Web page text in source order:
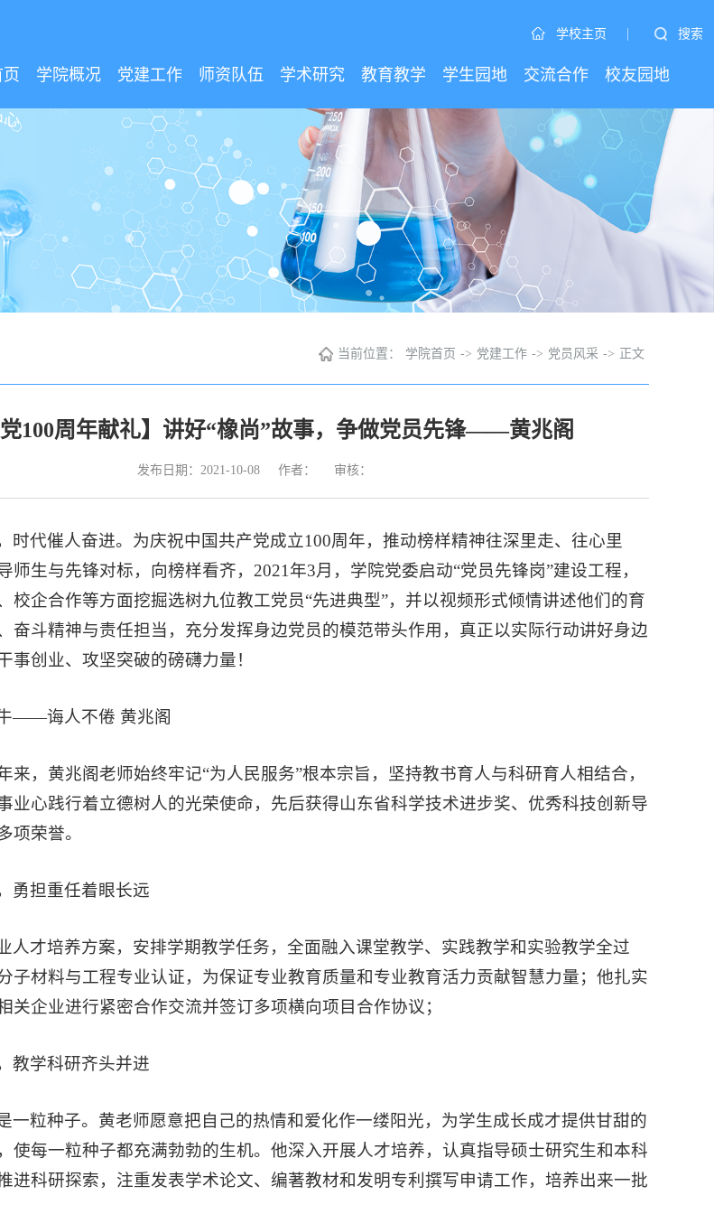
学校主页 | 搜索
学院概况 党建工作 师资队伍 学术研究 教育教学 学生园地 交流合作 校友园地
心
当前位置： 学院首页 -> 党建工作 -> 党员风采 -> 正文
党100周年献礼】讲好“橡尚”故事，争做党员先锋——黄兆阁
发布日期：2021-10-08 作者： 审核：
时代催人奋进。为庆祝中国共产党成立100周年，推动榜样精神往深里走、往心里
师生与先锋对标，向榜样看齐，2021年3月，学院党委启动“党员先锋岗”建设工程，
校企合作等方面挖掘选树九位教工党员“先进典型”，并以视频形式倾情讲述他们的育
奋斗精神与责任担当，充分发挥身边党员的模范带头作用，真正以实际行动讲好身边
事创业、攻坚突破的磅礴力量！
牛——诲人不倦 黄兆阁
来，黄兆阁老师始终牢记“为人民服务”根本宗旨，坚持教书育人与科研育人相结合，
业心践行着立德树人的光荣使命，先后获得山东省科学技术进步奖、优秀科技创新导
项荣誉。
勇担重任着眼长远
人才培养方案，安排学期教学任务，全面融入课堂教学、实践教学和实验教学全过
子材料与工程专业认证，为保证专业教育质量和专业教育活力贡献智慧力量；他扎实
关企业进行紧密合作交流并签订多项横向项目合作协议；
教学科研齐头并进
一粒种子。黄老师愿意把自己的热情和爱化作一缕阳光，为学生成长成才提供甘甜的
使每一粒种子都充满勃勃的生机。他深入开展人才培养，认真指导硕士研究生和本科
进科研探索，注重发表学术论文、编著教材和发明专利撰写申请工作，培养出来一批